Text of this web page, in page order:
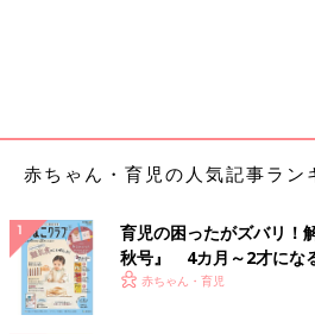
赤ちゃん・育児の人気記事ラン
育児の困ったがズバリ！
秋号』 4カ月～2才にな
いっぱい！
赤ちゃん・育児